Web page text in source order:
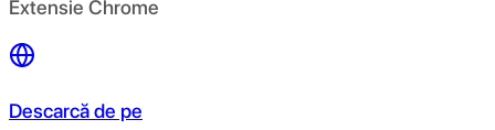
Extensie Chrome
Descarcă de pe